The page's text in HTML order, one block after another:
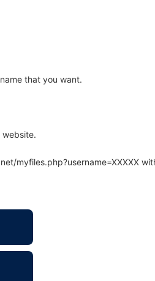
that you want.
website.
myfiles.php?username=XXXXX